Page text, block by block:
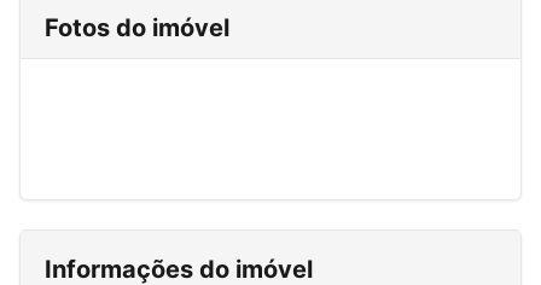
Fotos do imóvel
Informações do imóvel